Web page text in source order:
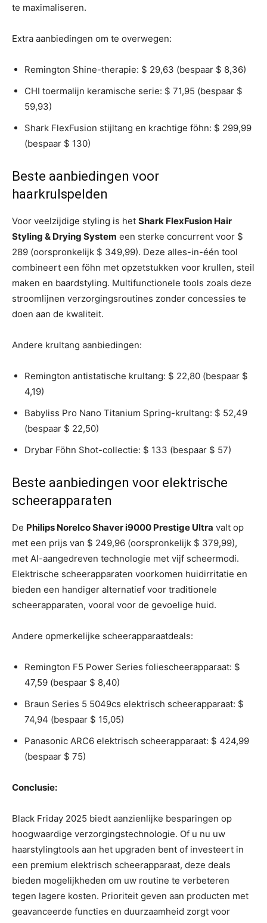
te maximaliseren.
Extra aanbiedingen om te overwegen:
Remington Shine-therapie: $ 29,63 (bespaar $ 8,36)
CHI toermalijn keramische serie: $ 71,95 (bespaar $
59,93)
Shark FlexFusion stijltang en krachtige föhn: $ 299,99
(bespaar $ 130)
Beste aanbiedingen voor
haarkrulspelden
Voor veelzijdige styling is het Shark FlexFusion Hair
Styling & Drying System een sterke concurrent voor $
289 (oorspronkelijk $ 349,99). Deze alles-in-één tool
combineert een föhn met opzetstukken voor krullen, steil
maken en baardstyling. Multifunctionele tools zoals deze
stroomlijnen verzorgingsroutines zonder concessies te
doen aan de kwaliteit.
Andere krultang aanbiedingen:
Remington antistatische krultang: $ 22,80 (bespaar $
4,19)
Babyliss Pro Nano Titanium Spring-krultang: $ 52,49
(bespaar $ 22,50)
Drybar Föhn Shot-collectie: $ 133 (bespaar $ 57)
Beste aanbiedingen voor elektrische
scheerapparaten
De Philips Norelco Shaver i9000 Prestige Ultra valt op
met een prijs van $ 249,96 (oorspronkelijk $ 379,99),
met AI-aangedreven technologie met vijf scheermodi.
Elektrische scheerapparaten voorkomen huidirritatie en
bieden een handiger alternatief voor traditionele
scheerapparaten, vooral voor de gevoelige huid.
Andere opmerkelijke scheerapparaatdeals:
Remington F5 Power Series foliescheerapparaat: $
47,59 (bespaar $ 8,40)
Braun Series 5 5049cs elektrisch scheerapparaat: $
74,94 (bespaar $ 15,05)
Panasonic ARC6 elektrisch scheerapparaat: $ 424,99
(bespaar $ 75)
Conclusie:
Black Friday 2025 biedt aanzienlijke besparingen op
hoogwaardige verzorgingstechnologie. Of u nu uw
haarstylingtools aan het upgraden bent of investeert in
een premium elektrisch scheerapparaat, deze deals
bieden mogelijkheden om uw routine te verbeteren
tegen lagere kosten. Prioriteit geven aan producten met
geavanceerde functies en duurzaamheid zorgt voor